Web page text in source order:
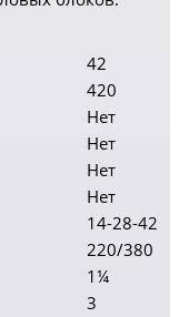
42
420
Нет
Нет
Нет
Нет
14-28-42
220/380
1¼
3